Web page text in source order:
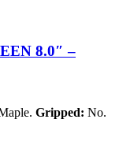
8.0″ –
Gripped: No.